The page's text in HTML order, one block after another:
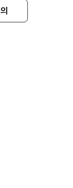
지 않는다
다
해요?
라